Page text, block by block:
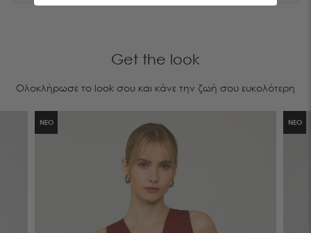
Get the look
Ολοκλήρωσε το look σου και κάνε την ζωή σου ευκολότερη
ΝΕΟ ΝΕΟ